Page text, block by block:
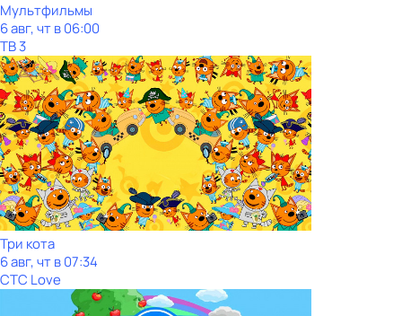
Мультфильмы
6 авг, чт в 06:00
ТВ 3
Три кота
6 авг, чт в 07:34
СТС Love